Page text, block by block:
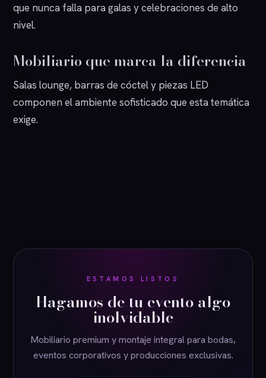
que nunca falla para galas y celebraciones de alto
nivel.
Mobiliario que marca la diferencia
Salas lounge, barras de cóctel y piezas LED
componen el ambiente sofisticado que esta temática
exige.
ESTAMOS LISTOS
Hagamos de tu evento algo
inolvidable
Mobiliario premium y montaje integral para bodas,
eventos corporativos y producciones exclusivas.